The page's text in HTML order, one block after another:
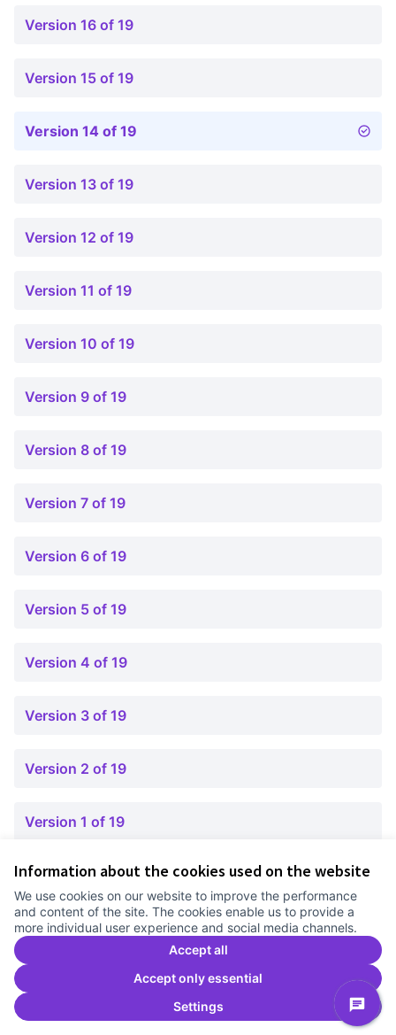
Information about the cookies used on the website
We use cookies on our website to improve the performance
and content of the site. The cookies enable us to provide a
more individual user experience and social media channels.
Accept all
Accept only essential
Settings
Version 16 of 19
Version 15 of 19
Version 14 of 19
Version 13 of 19
Version 12 of 19
Version 11 of 19
Version 10 of 19
Version 9 of 19
Version 8 of 19
Version 7 of 19
Version 6 of 19
Version 5 of 19
Version 4 of 19
Version 3 of 19
Version 2 of 19
Version 1 of 19
Cookie settings
Comunitat Canòdrom at Facebook
(External link)
Comunitat Canòdrom at Instagram
(External link)
Comunitat Canòdrom at YouTube
(External link)
English
Triar la llenguaElegir el idiomaChoose language
(External link)
Website made with